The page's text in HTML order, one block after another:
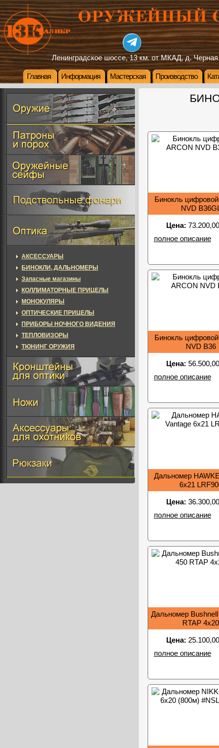
Ленинградское шоссе, 13 км. от МКАД, д. Черная
Главная Информация Мастерская Производство
Бинокль
NVD
Цена:
полное описание
Бинокль
NVD B36
Цена:
полное описание
Дальномер
6x21
Цена:
полное описание
Дальномер
RTAP 4x20
Цена:
полное описание
АКСЕССУАРЫ
БИНОКЛИ, ДАЛЬНОМЕРЫ
Запасные магазины
КОЛЛИМАТОРНЫЕ ПРИЦЕЛЫ
МОНОКУЛЯРЫ
ОПТИЧЕСКИЕ ПРИЦЕЛЫ
ПРИБОРЫ НОЧНОГО ВИДЕНИЯ
ТЕПЛОВИЗОРЫ
ТЮНИНГ ОРУЖИЯ